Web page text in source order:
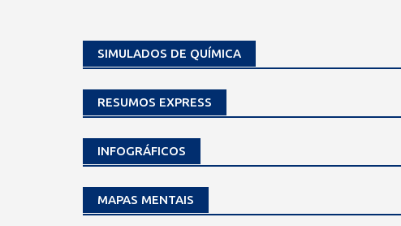
SIMULADOS DE QUÍMICA
RESUMOS EXPRESS
INFOGRÁFICOS
MAPAS MENTAIS